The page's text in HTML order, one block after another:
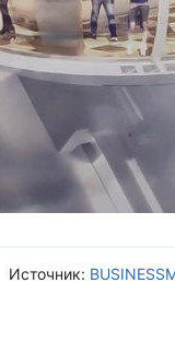
Источник: